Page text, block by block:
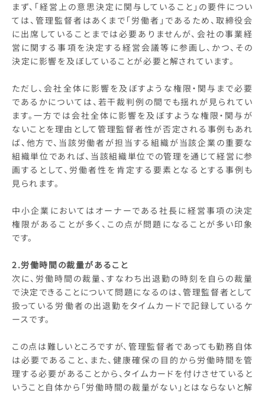
まず、「経営上の意思決定に関与していること」の要件につい
ては、管理監督者はあくまで「労働者」であるため、取締役会
に出席していることまでは必要ありませんが、会社の事業経
営に関する事項を決定する経営会議等に参画し、かつ、その
決定に影響を及ぼしていることが必要と解されています。
ただし、会社全体に影響を及ぼすような権限・関与まで必要
であるかについては、若干裁判例の間でも揺れが見られてい
ます。一方では会社全体に影響を及ぼすような権限・関与が
ないことを理由として管理監督者性が否定される事例もあれ
ば、他方で、当該労働者が担当する組織が当該企業の重要な
組織単位であれば、当該組織単位での管理を通じて経営に参
画するとして、労働者性を肯定する要素となるとする事例も
見られます。
中小企業においてはオーナーである社長に経営事項の決定
権限があることが多く、この点が問題になることが多い印象
です。
2.労働時間の裁量があること
次に、労働時間の裁量、すなわち出退勤の時刻を自らの裁量
で決定できることについて問題になるのは、管理監督者として
扱っている労働者の出退勤をタイムカードで記録しているケ
ースです。
この点は難しいところですが、管理監督者であっても勤務自体
は必要であること、また、健康確保の目的から労働時間を管
理する必要があることから、タイムカードを付けさせていると
いうこと自体から「労働時間の裁量がない」とはならないと解